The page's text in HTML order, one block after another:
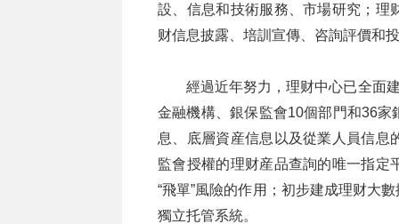
設、信息和技術服務、市場研究；理
财信息披露、培訓宣傳、咨詢評價和
經過近年努力，理财中心已全面
金融機構、銀保監會10個部門和36
息、底層資産信息以及從業人員信息
監會授權的理财産品查詢的唯一指定
“飛單”風險的作用；初步建成理财大
獨立托管系統。